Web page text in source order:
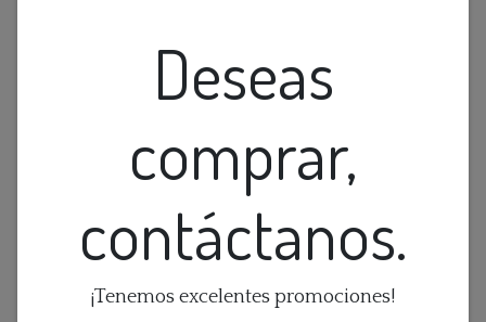
Deseas
comprar,
contáctanos.
¡Tenemos excelentes promociones!